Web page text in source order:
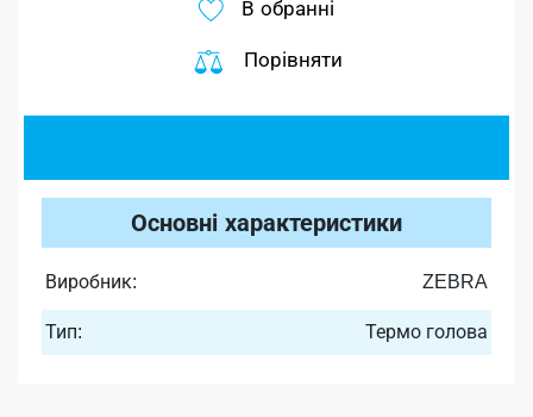
В обранні
Порівняти
Основні характеристики
Виробник: ZEBRA
Тип: Термо голова